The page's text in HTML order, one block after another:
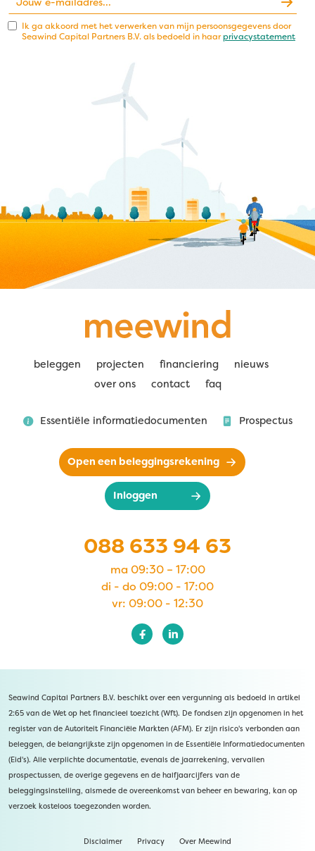
Ik ga akkoord met het verwerken van mijn persoonsgegevens door
Seawind Capital Partners B.V. als bedoeld in haarprivacystatement
beleggen projecten financiering
nieuws
over ons
contact faq
Essentiële informatiedocumenten Prospectus
Open een beleggingsrekening
Inloggen
088 633 94 63
ma 09:30 – 17:00
di - do 09:00 - 17:00
vr: 09:00 - 12:30
Seawind Capital Partners B.V. beschikt over een vergunning als bedoeld in artikel
2:65 van de Wet op het financieel toezicht (Wft). De fondsen zijn opgenomen in het
register van de Autoriteit Financiële Markten (AFM). Er zijn risico's verbonden aan
beleggen, de belangrijkste zijn opgenomen in de Essentiële Informatiedocumenten
(Eid's). Alle verplichte documentatie, evenals de jaarrekening, vervallen
prospectussen, de overige gegevens en de halfjaarcijfers van de
beleggingsinstelling, alsmede de overeenkomst van beheer en bewaring, kan op
verzoek kosteloos toegezonden worden.
Disclaimer Privacy Over Meewind